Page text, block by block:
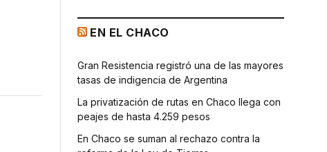
EN EL CHACO
Gran Resistencia registró una de las mayores
tasas de indigencia de Argentina
La privatización de rutas en Chaco llega con
peajes de hasta 4.259 pesos
En Chaco se suman al rechazo contra la